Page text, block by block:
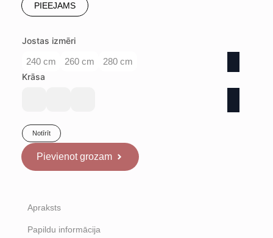
PIEEJAMS
Jostas izmēri
240 cm
260 cm
280 cm
Krāsa
Notīrīt
Pievienot grozam
Apraksts
Papildu informācija